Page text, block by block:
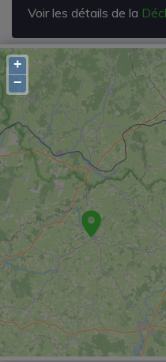
Voir les détails de la
+
−